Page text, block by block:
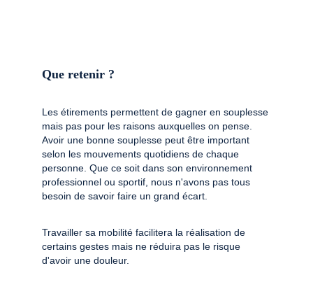
Que retenir ?
Les étirements permettent de gagner en souplesse
mais pas pour les raisons auxquelles on pense.
Avoir une bonne souplesse peut être important
selon les mouvements quotidiens de chaque
personne. Que ce soit dans son environnement
professionnel ou sportif, nous n'avons pas tous
besoin de savoir faire un grand écart.
Travailler sa mobilité facilitera la réalisation de
certains gestes mais ne réduira pas le risque
d'avoir une douleur.